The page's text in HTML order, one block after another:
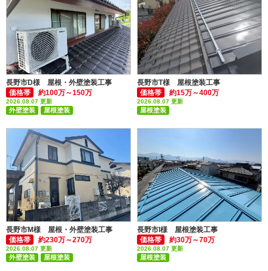
長野市D様 屋根・外壁塗装工事
価格帯
約100万～150万
2026.08.07 更新
外壁塗装
屋根塗装
長野市T様 屋根塗装工事
価格帯
約15万～400万
2026.08.07 更新
屋根塗装
長野市M様 屋根・外壁塗装工事
価格帯
約230万～270万
2026.08.07 更新
外壁塗装
屋根塗装
長野市I様 屋根塗装工事
価格帯
約30万～70万
2026.08.07 更新
屋根塗装